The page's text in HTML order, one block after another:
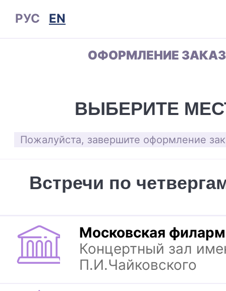
РУС EN
ОФОРМЛЕНИЕ
ВЫБЕРИТЕ
Пожалуйста, завершите оформление
Встречи по
Московская
Концертный зал
П.И.Чайковского